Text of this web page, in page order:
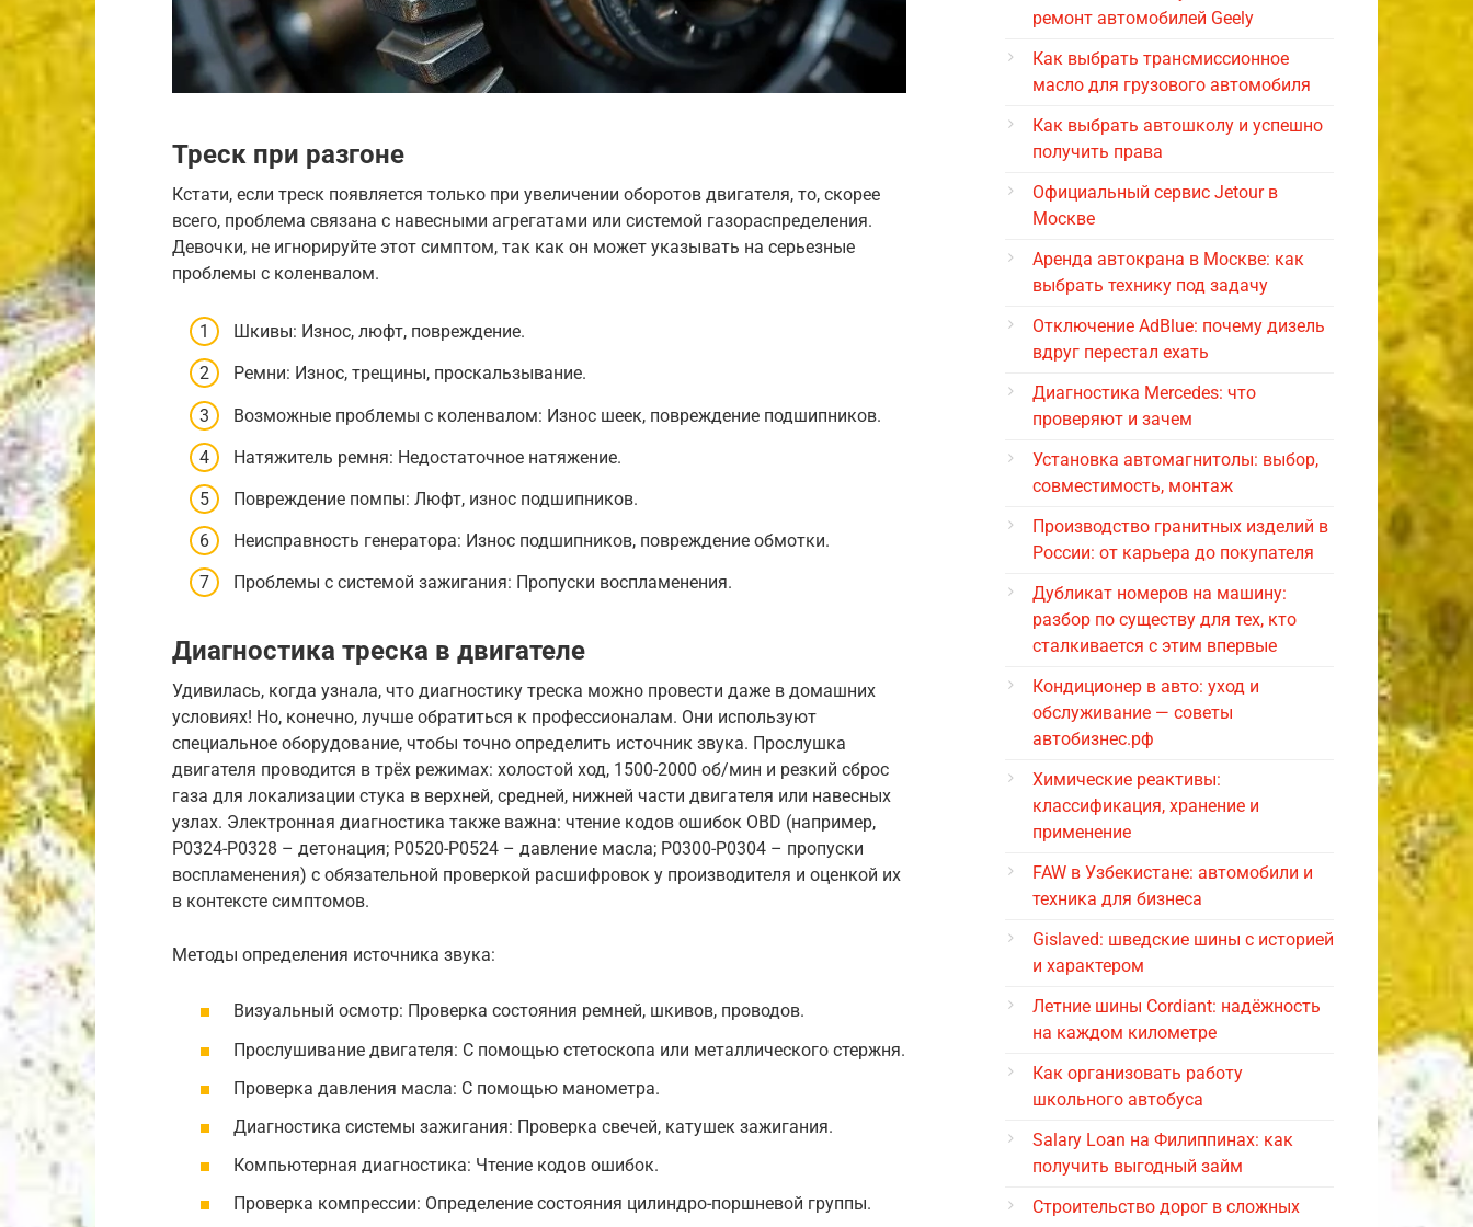
Треск при разгоне
Кстати, если треск появляется только при увеличении оборотов двигателя, то, скорее
всего, проблема связана с навесными агрегатами или системой газораспределения.
Девочки, не игнорируйте этот симптом, так как он может указывать на серьезные
проблемы с коленвалом.
Шкивы: Износ, люфт, повреждение.
Ремни: Износ, трещины, проскальзывание.
Возможные проблемы с коленвалом: Износ шеек, повреждение подшипников.
Натяжитель ремня: Недостаточное натяжение.
Повреждение помпы: Люфт, износ подшипников.
Неисправность генератора: Износ подшипников, повреждение обмотки.
Проблемы с системой зажигания: Пропуски воспламенения.
Диагностика треска в двигателе
Удивилась, когда узнала, что диагностику треска можно провести даже в домашних
условиях! Но, конечно, лучше обратиться к профессионалам. Они используют
специальное оборудование, чтобы точно определить источник звука. Прослушка
двигателя проводится в трёх режимах: холостой ход, 1500-2000 об/мин и резкий сброс
газа для локализации стука в верхней, средней, нижней части двигателя или навесных
узлах. Электронная диагностика также важна: чтение кодов ошибок OBD (например,
P0324-P0328 – детонация; P0520-P0524 – давление масла; P0300-P0304 – пропуски
воспламенения) с обязательной проверкой расшифровок у производителя и оценкой их
в контексте симптомов.
Методы определения источника звука:
Визуальный осмотр: Проверка состояния ремней, шкивов, проводов.
Прослушивание двигателя: С помощью стетоскопа или металлического стержня.
Проверка давления масла: С помощью манометра.
Диагностика системы зажигания: Проверка свечей, катушек зажигания.
Компьютерная диагностика: Чтение кодов ошибок.
Проверка компрессии: Определение состояния цилиндро-поршневой группы.
ремонт автомобилей Geely
Как выбрать трансмиссионное
масло для грузового автомобиля
Как выбрать автошколу и успешно
получить права
Официальный сервис Jetour в
Москве
Аренда автокрана в Москве: как
выбрать технику под задачу
Отключение AdBlue: почему дизель
вдруг перестал ехать
Диагностика Mercedes: что
проверяют и зачем
Установка автомагнитолы: выбор,
совместимость, монтаж
Производство гранитных изделий в
России: от карьера до покупателя
Дубликат номеров на машину:
разбор по существу для тех, кто
сталкивается с этим впервые
Кондиционер в авто: уход и
обслуживание — советы
автобизнес.рф
Химические реактивы:
классификация, хранение и
применение
FAW в Узбекистане: автомобили и
техника для бизнеса
Gislaved: шведские шины с историей
и характером
Летние шины Cordiant: надёжность
на каждом километре
Как организовать работу
школьного автобуса
Salary Loan на Филиппинах: как
получить выгодный займ
Строительство дорог в сложных